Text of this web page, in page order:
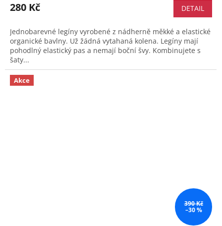
280 Kč DETAIL
Jednobarevné legíny vyrobené z nádherně měkké a elastické
organické bavlny. Už žádná vytahaná kolena. Legíny mají
pohodlný elastický pas a nemají boční švy. Kombinujete s
šaty...
Akce
390 Kč
–30 %